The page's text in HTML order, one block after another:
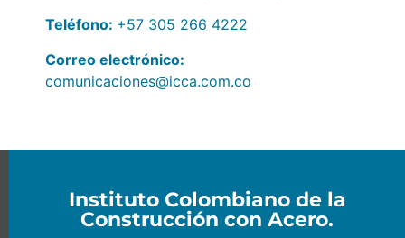
Teléfono: +57 305 266 4222
Correo electrónico:
comunicaciones@icca.com.co
Instituto Colombiano de la
Construcción con Acero.